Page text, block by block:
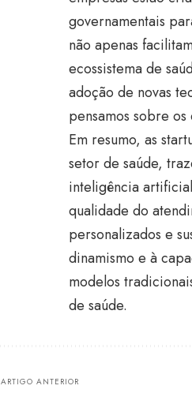
governamentais
não apenas
ecossistema de
adoção de novas
pensamos sobre
Em resumo, as
setor de saúde,
inteligência
qualidade do
personalizados e
dinamismo e à
modelos
de saúde.
ARTIGO ANTERIOR